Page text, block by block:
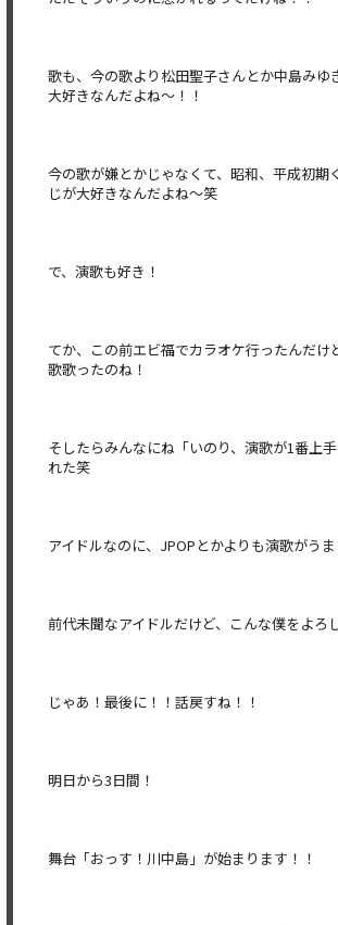
歌も、今の歌より松田聖子さんとか中島みゆ
大好きなんだよね〜！！
今の歌が嫌とかじゃなくて、昭和、平成初期
じが大好きなんだよね〜笑
で、演歌も好き！
てか、この前エビ福でカラオケ行ったんだけ
歌歌ったのね！
そしたらみんなにね「いのり、演歌が1番上
れた笑
アイドルなのに、JPOPとかよりも演歌がう
前代未聞なアイドルだけど、こんな僕をよろ
じゃあ！最後に！！話戻すね！！
明日から3日間！
舞台「おっす！川中島」が始まります！！